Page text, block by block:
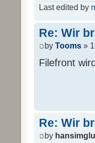
Last edited by
Re: Wir
by Tooms »
Filefront
Re: Wir
by